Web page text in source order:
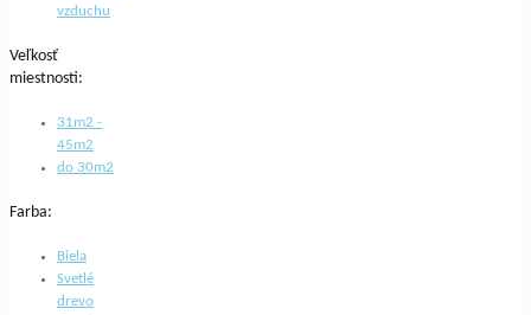
vzduchu
Veľkosť
miestnosti:
31m2 -
45m2
do 30m2
Farba:
Biela
Svetlé
drevo